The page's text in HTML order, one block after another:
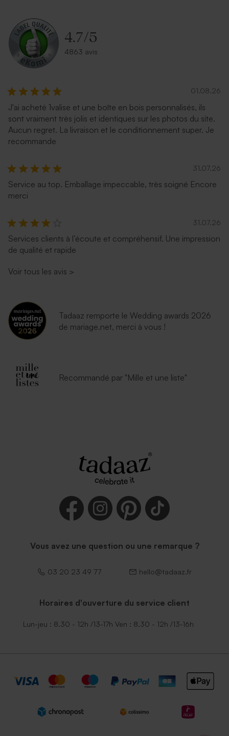
4.7/5
4863 avis
01.08.26
J'ai acheté 1valise et une boîte en bois personnalisés, ils
sont vraiment très jolis et identiques sur les photos du site.
Aucun regret. La livraison et le conditionnement super. Je
recommande
31.07.26
Service au top. Emballage impeccable, très soigné Encore
merci
31.07.26
Services clients à l’écoute et compréhensif. Une impression
de qualité et rapide
Voir tous les avis >
Tadaaz remporte le Wedding awards 2026
de mariage.net, merci à vous !
Recommandé par "Mille et une liste"
Vous avez une question ou une remarque ?
03 20 23 49 77 hello@tadaaz.fr
Horaires d'ouverture du service client
Lun-jeu : 8.30 - 12h /13-17h Ven : 8.30 - 12h /13-16h